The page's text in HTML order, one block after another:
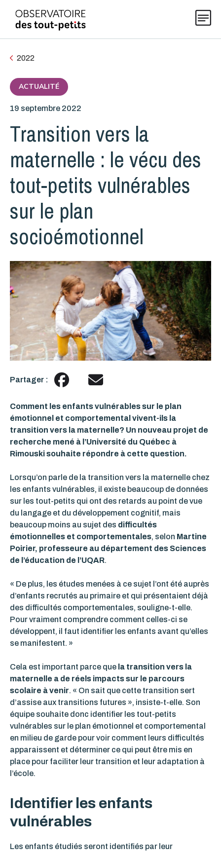
Thématiques
Explorer les données 0-5
Publications
Actualités
À propos
2022
ACTUALITÉ
19 septembre 2022
Transition vers la
maternelle : le vécu des
tout-petits vulnérables
sur le plan
socioémotionnel
Partager :
Comment les enfants vulnérables sur le plan
émotionnel et comportemental vivent-ils la
transition vers la maternelle? Un nouveau projet de
recherche mené à l’Université du Québec à
Rimouski souhaite répondre à cette question.
Lorsqu’on parle de la transition vers la maternelle chez
les enfants vulnérables, il existe beaucoup de données
sur les tout-petits qui ont des retards au point de vue
du langage et du développement cognitif, mais
beaucoup moins au sujet des difficultés
émotionnelles et comportementales, selon Martine
Poirier, professeure au département des Sciences
de l’éducation de l’UQAR.
« De plus, les études menées à ce sujet l’ont été auprès
d’enfants recrutés au primaire et qui présentaient déjà
des difficultés comportementales, souligne-t-elle.
Pour vraiment comprendre comment celles-ci se
développent, il faut identifier les enfants avant qu’elles
se manifestent. »
Cela est important parce que la transition vers la
maternelle a de réels impacts sur le parcours
scolaire à venir. « On sait que cette transition sert
d’assise aux transitions futures », insiste-t-elle. Son
équipe souhaite donc identifier les tout-petits
vulnérables sur le plan émotionnel et comportemental
en milieu de garde pour voir comment leurs difficultés
apparaissent et déterminer ce qui peut être mis en
place pour faciliter leur transition et leur adaptation à
l’école.
Identifier les enfants
vulnérables
Les enfants étudiés seront identifiés par leur